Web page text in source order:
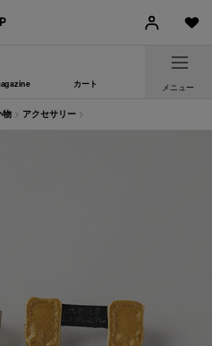
カート メニュー
物 > アクセサリー >